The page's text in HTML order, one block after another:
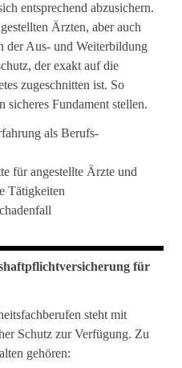
entsprechend abzusichern.
Ärzten, aber auch
der Aus- und Weiterbildung
der exakt auf die
zugeschnitten ist. So
sicheres Fundament stellen.
als Berufs-
für angestellte Ärzte und
Tätigkeiten
für
steht mit
Schutz zur Verfügung. Zu
gehören: